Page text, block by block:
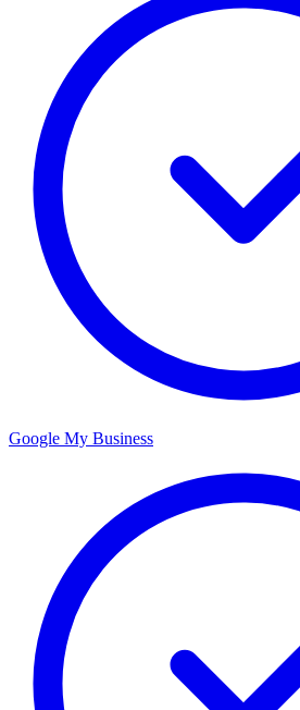
Google My Business